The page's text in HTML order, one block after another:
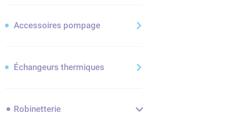
Accessoires pompage
Échangeurs thermiques
Robinetterie